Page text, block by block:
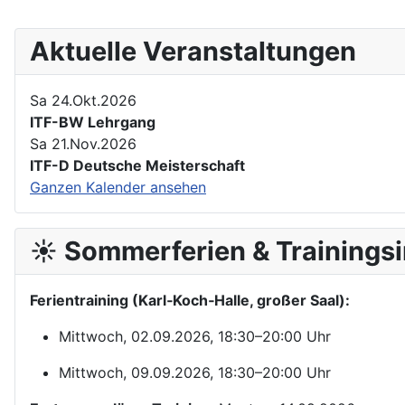
Aktuelle Veranstaltungen
Sa 24.Okt.2026
ITF-BW Lehrgang
Sa 21.Nov.2026
ITF-D Deutsche Meisterschaft
Ganzen Kalender ansehen
☀️ Sommerferien &
Ferientraining (Karl‑Koch‑Halle, großer Saal):
Mittwoch, 02.09.2026, 18:30–20:00 Uhr
Mittwoch, 09.09.2026, 18:30–20:00 Uhr